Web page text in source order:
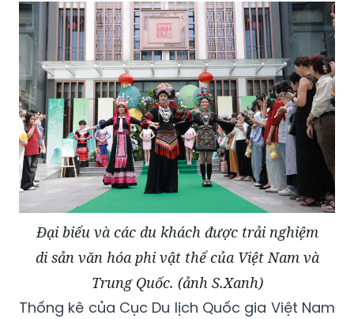
Đại biểu và các du khách được trải nghiệm
di sản văn hóa phi vật thể của Việt Nam và
Trung Quốc. (ảnh S.Xanh)
Thống kê của Cục Du lịch Quốc gia Việt Nam